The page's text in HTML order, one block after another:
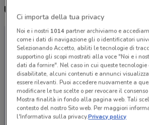
Ultime offerte del volantino
Ci importa della tua privacy
Noi e i nostri 1014partner archiviamo e
come i dati di navigazione gli o identificatori
Selezionando Accetto, abiliti le tecnologie di
supportino gli scopi mostrati alla voce "Noi e i
dati da fornire". Nel caso in cui queste tecnologie
disabilitate, alcuni contenuti e annunci
essere rilevanti. Puoi accedere nuovamente a
modificare le tue scelte o per revocare il
Mostra finalità in fondo alla pagina web. Tali
contesto del nostro Sito web. Per maggiori
l'Informativa sulla privacy.Privacy policy